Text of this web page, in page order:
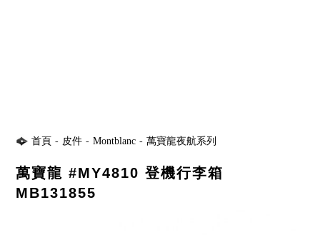
首頁 - 皮件 - Montblanc - 萬寶龍夜航系列
萬寶龍 #MY4810 登機行李箱
MB131855